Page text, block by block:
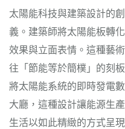
太陽能科技與建築設計的
義。建築師將太陽能板轉
效果與立面表情。這種藝
往「節能等於簡樸」的刻
將太陽能系統的即時發電
大廳，這種設計讓能源生
生活以如此精緻的方式呈